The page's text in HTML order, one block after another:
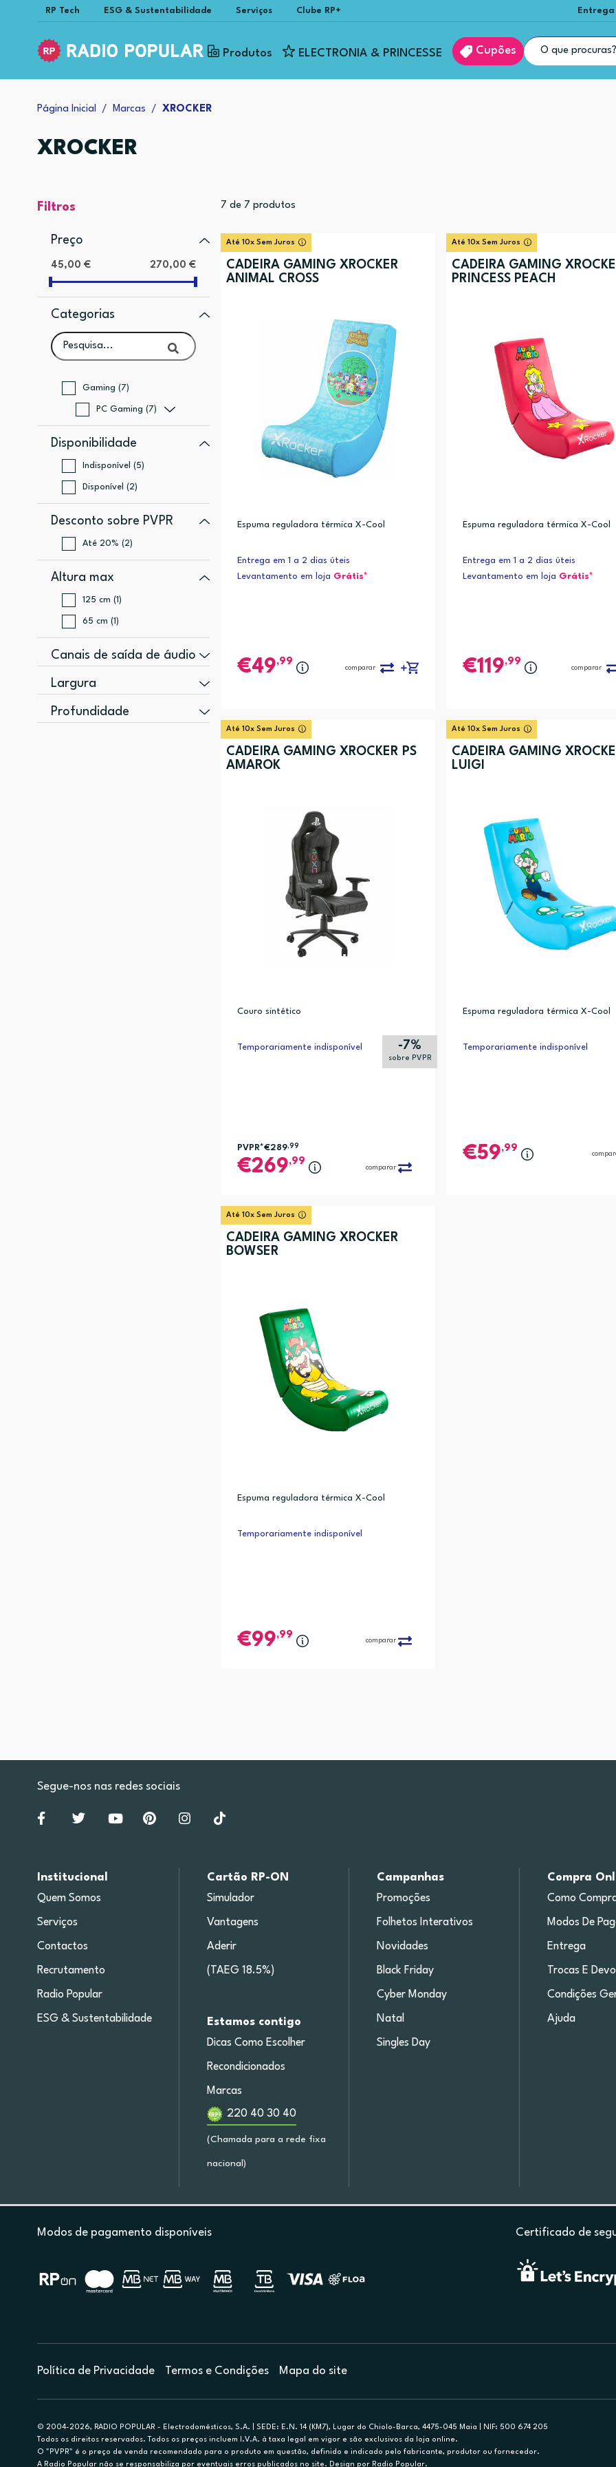
RP Tech ESG & Sustentabilidade Serviços Clube RP+
Produtos ELECTRONIA & PRINCESSE Cupões
Página Inicial Marcas XROCKER
XROCKER
Filtros
Preço
45,00 € 270,00 €
Categorias
Gaming (7)
PC Gaming (7)
Disponibilidade
Indisponível (5)
Disponível (2)
Desconto sobre PVPR
Até 20% (2)
Altura max
125 cm (1)
65 cm (1)
Canais de saída de áudio
Largura
410 mm (1)
Profundidade
7 de 7 produtos
Até 10x Sem Juros
CADEIRA GAMING XROCKER
ANIMAL CROSS
Espuma reguladora térmica X-Cool
Entrega em 1 a 2 dias úteis
Levantamento em loja Grátis*
49,99
comparar
Até 10x Sem Juros
CADEIRA GAMING
PRINCESS PEACH
Espuma reguladora térmica X-Cool
Entrega em 1 a 2 dias úteis
Levantamento em loja Grátis*
119,99
comparar
Até 10x Sem Juros
CADEIRA GAMING XROCKER PS
AMAROK
Couro sintético
Temporariamente indisponível -7%
sobre PVPR
PVPR*€289,99
269,99
comparar
Até 10x Sem Juros
CADEIRA GAMING
LUIGI
Espuma reguladora térmica X-Cool
Temporariamente indisponível
59,99
Até 10x Sem Juros
CADEIRA GAMING XROCKER
BOWSER
Espuma reguladora térmica X-Cool
Temporariamente indisponível
99,99
comparar
Segue-nos nas redes sociais
Institucional
Quem Somos
Serviços
Contactos
Recrutamento
Radio Popular
ESG & Sustentabilidade
Cartão RP-ON
Simulador
Vantagens
Aderir
(TAEG 18.5%)
Estamos contigo
Dicas Como Escolher
Recondicionados
Marcas
220 40 30 40
(Chamada para a rede fixa
nacional)
Campanhas
Promoções
Folhetos Interativos
Novidades
Black Friday
Cyber Monday
Natal
Singles Day
Compra
Como
Modos De
Entrega
Trocas E
Condições
Ajuda
Modos de pagamento disponíveis Certificado de
Política de Privacidade Termos e Condições Mapa do site
© 2004-2026, RADIO POPULAR - Electrodomésticos, S.A. | SEDE: E.N. 14 (KM7), Lugar do Chiolo-Barca, 4475-045 Maia | NIF: 500 674 205
Todos os direitos reservados. Todos os preços incluem I.V.A. à taxa legal em vigor e são exclusivos da loja online.
O "PVPR" é o preço de venda recomendado para o produto em questão, definido e indicado pelo fabricante, produtor ou fornecedor.
A Radio Popular não se responsabiliza por eventuais erros publicados no site. Design por Radio Popular.